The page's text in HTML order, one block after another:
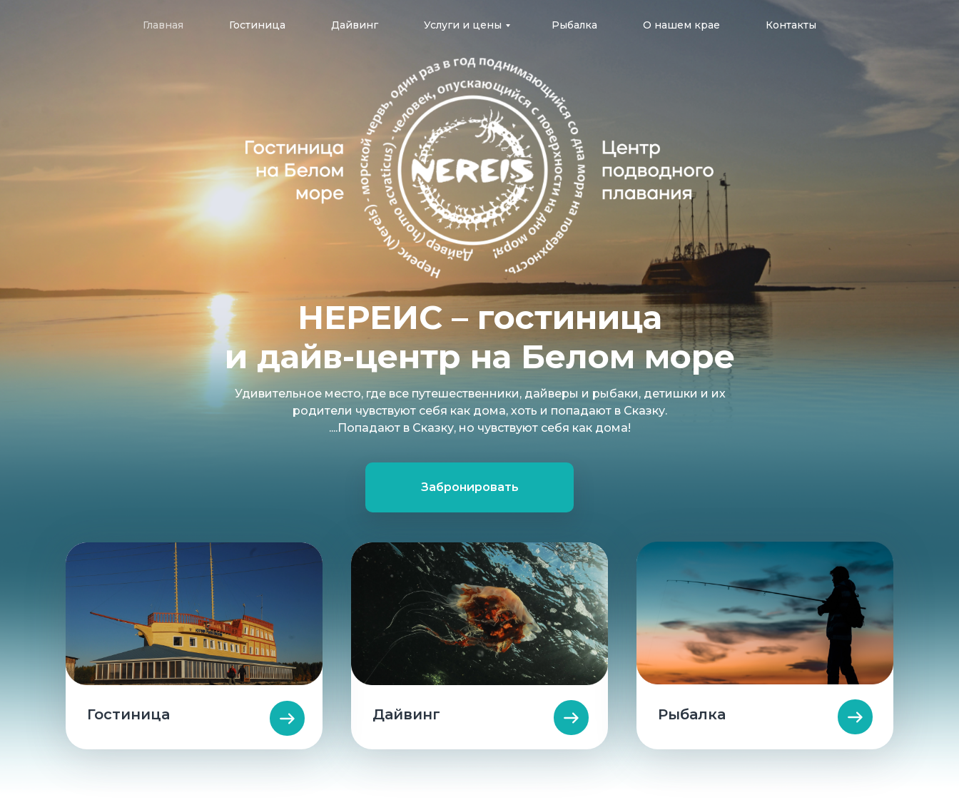
Главная Гостиница Дайвинг Услуги и цены Рыбалка О нашем крае Контакты
Дайвинг Рыбалка
НЕРЕИС – гостиница
и дайв-центр на Белом море
Удивительное место, где все путешественники, дайверы и рыбаки, детишки и их
родители чувствуют себя как дома, хоть и попадают в Сказку.
....Попадают в Сказку, но чувствуют себя как дома!
Гостиница
Забронировать